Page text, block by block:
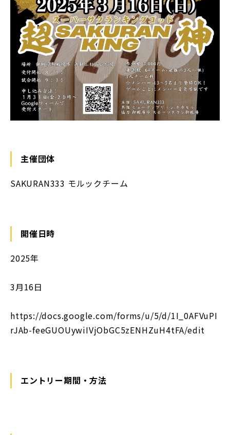
主催団体
SAKURAN333 モルックチーム
開催日時
2025年
3月16日
https://docs.google.com/forms/u/5/d/1I_0AFVuPI
rJAb-feeGUOUywiIVjObGC5zENHZuH4tFA/edit
エントリー期間・方法